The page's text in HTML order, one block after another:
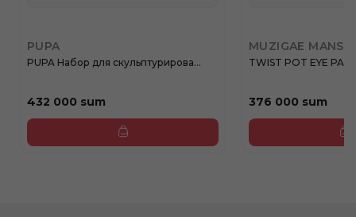
PUPA
PUPA Набор для скульптурирова...
432 000 sum
MUZIGAE
TWIST POT EYE
376 000 sum